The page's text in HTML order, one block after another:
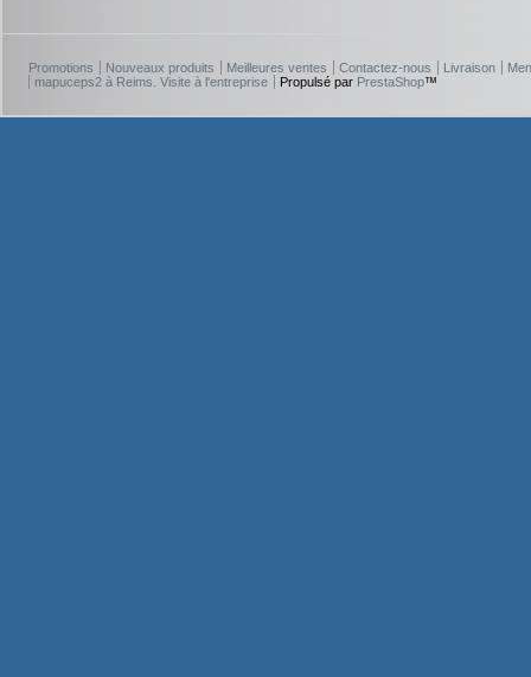
Promotions Nouveaux produits Meilleures ventes Contactez-nous Livraison
mapuceps2 à Reims. Visite à l'entreprise
Propulsé par PrestaShop™